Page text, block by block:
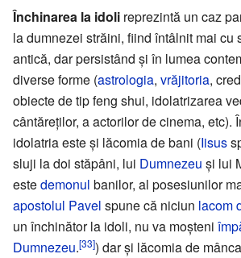
Închinarea la idoli reprezintă un caz
la dumnezei străini, fiind întâlnit mai cu
antică, dar persistând şi în lumea
diverse forme (astrologia, vrăjitoria,
obiecte de tip feng shui, idolatrizarea
cântăreţilor, a actorilor de cinema, etc).
idolatria este şi lăcomia de bani (Iisus
sluji la doi stăpâni, lui Dumnezeu şi lui
estedemonul banilor, al posesiunilor
apostolul Pavel spune că niciun lacom
un închinător la idoli, nu va moşteni
Dumnezeu.[33]) dar şi lăcomia de